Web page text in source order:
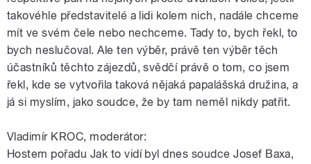
takovéhle představitelé a lidi kolem nich, nadále chceme
mít ve svém čele nebo nechceme. Tady to, bych řekl, to
bych neslučoval. Ale ten výběr, právě ten výběr těch
účastníků těchto zájezdů, svědčí právě o tom, co jsem
řekl, kde se vytvořila taková nějaká papalášská družina, a
já si myslím, jako soudce, že by tam neměl nikdy patřit.
Vladimír KROC, moderátor:
Hostem pořadu Jak to vidí byl dnes soudce Josef Baxa,